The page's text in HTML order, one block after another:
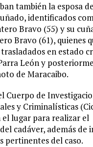
también la esposa de
identificados
Bravo (55) y su
Bravo (61), quienes
en estado
León y
de Maracaibo.
Cuerpo de
y Criminalísticas
lugar para realizar el
cadáver, además de
pertinentes del caso.